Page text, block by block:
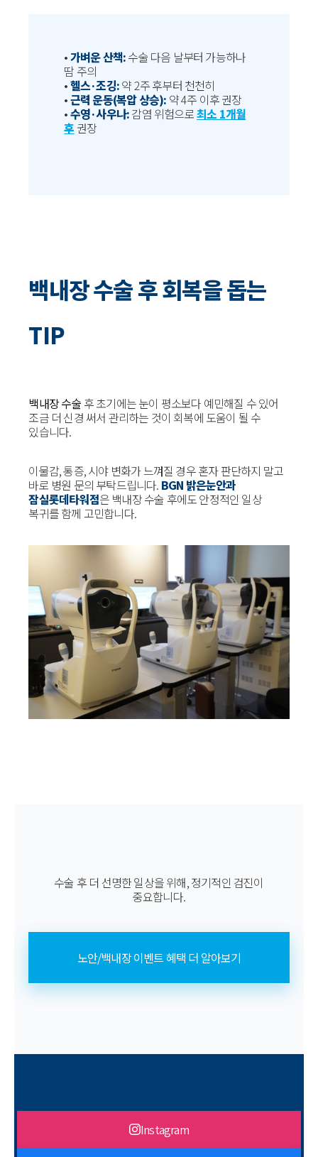
•가벼운 산책:수술 다음 날부터 가능하나
땀 주의
•헬스·조깅:약 2주 후부터 천천히
•근력 운동(복압 상승): 약 4주 이후 권장
•수영·사우나:감염 위험으로최소 1개월
후 권장
백내장 수술 후 회복을 돕는
TIP
백내장 수술 후 초기에는 눈이 평소보다 예민해질 수 있어
조금 더 신경 써서 관리하는 것이 회복에 도움이 될 수
있습니다.
이물감, 통증, 시야 변화가 느껴질 경우 혼자 판단하지 말고
바로 병원 문의 부탁드립니다. BGN 밝은눈안과
잠실롯데타워점은 백내장 수술 후에도 안정적인 일상
복귀를 함께 고민합니다.
수술 후 더 선명한 일상을 위해, 정기적인 검진이
중요합니다.
노안/백내장 이벤트 혜택 더 알아보기
Instagram